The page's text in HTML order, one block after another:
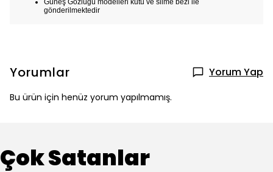
Güneş Gözlüğü modelleri kutu ve silme bezi ile
gönderilmektedir
Yorumlar Yorum Yap
Bu ürün için henüz yorum yapılmamış.
Çok Satanlar